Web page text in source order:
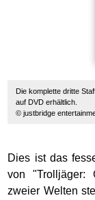
Die komplette dritte
auf DVD erhältlich.
© justbridge
Dies ist das
von "Trolljäger:
zweier Welten